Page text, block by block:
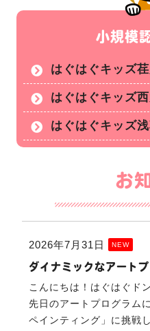
小規模
はぐはぐキッズ荏
はぐはぐキッズ
はぐはぐキッズ
お
2026年7月31日 NEW
ダイナミックなアート
こんにちは！はぐはぐド
先日のアートプログラム
ペインティング」に挑戦